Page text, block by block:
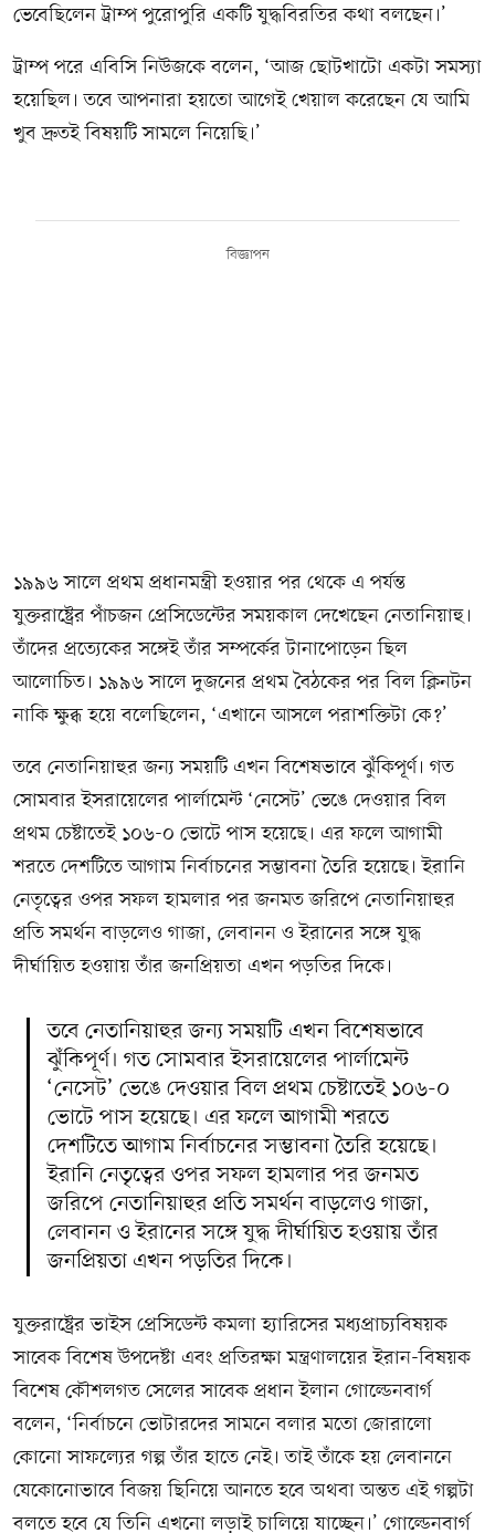
ভেবেছিলেন ট্রাম্প পুরোপুরি একটি যুদ্ধবিরতির কথা বলছেন।’
ট্রাম্প পরে এবিসি নিউজকে বলেন, ‘আজ ছোটখাটো একটা সমস্যা
হয়েছিল। তবে আপনারা হয়তো আগেই খেয়াল করেছেন যে আমি
খুব দ্রুতই বিষয়টি সামলে নিয়েছি।’
বিজ্ঞাপন
১৯৯৬ সালে প্রথম প্রধানমন্ত্রী হওয়ার পর থেকে এ পর্যন্ত
যুক্তরাষ্ট্রের পাঁচজন প্রেসিডেন্টের সময়কাল দেখেছেন নেতানিয়াহু।
তাঁদের প্রত্যেকের সঙ্গেই তাঁর সম্পর্কের টানাপোড়েন ছিল
আলোচিত। ১৯৯৬ সালে দুজনের প্রথম বৈঠকের পর বিল ক্লিনটন
নাকি ক্ষুব্ধ হয়ে বলেছিলেন, ‘এখানে আসলে পরাশক্তিটা কে?’
তবে নেতানিয়াহুর জন্য সময়টি এখন বিশেষভাবে ঝুঁকিপূর্ণ। গত
সোমবার ইসরায়েলের পার্লামেন্ট ‘নেসেট’ ভেঙে দেওয়ার বিল
প্রথম চেষ্টাতেই ১০৬-০ ভোটে পাস হয়েছে। এর ফলে আগামী
শরতে দেশটিতে আগাম নির্বাচনের সম্ভাবনা তৈরি হয়েছে। ইরানি
নেতৃত্বের ওপর সফল হামলার পর জনমত জরিপে নেতানিয়াহুর
প্রতি সমর্থন বাড়লেও গাজা, লেবানন ও ইরানের সঙ্গে যুদ্ধ
দীর্ঘায়িত হওয়ায় তাঁর জনপ্রিয়তা এখন পড়তির দিকে।
তবে নেতানিয়াহুর জন্য সময়টি এখন বিশেষভাবে
ঝুঁকিপূর্ণ। গত সোমবার ইসরায়েলের পার্লামেন্ট
‘নেসেট’ ভেঙে দেওয়ার বিল প্রথম চেষ্টাতেই ১০৬-০
ভোটে পাস হয়েছে। এর ফলে আগামী শরতে
দেশটিতে আগাম নির্বাচনের সম্ভাবনা তৈরি হয়েছে।
ইরানি নেতৃত্বের ওপর সফল হামলার পর জনমত
জরিপে নেতানিয়াহুর প্রতি সমর্থন বাড়লেও গাজা,
লেবানন ও ইরানের সঙ্গে যুদ্ধ দীর্ঘায়িত হওয়ায় তাঁর
জনপ্রিয়তা এখন পড়তির দিকে।
যুক্তরাষ্ট্রের ভাইস প্রেসিডেন্ট কমলা হ্যারিসের মধ্যপ্রাচ্যবিষয়ক
সাবেক বিশেষ উপদেষ্টা এবং প্রতিরক্ষা মন্ত্রণালয়ের ইরান-বিষয়ক
বিশেষ কৌশলগত সেলের সাবেক প্রধান ইলান গোল্ডেনবার্গ
বলেন, ‘নির্বাচনে ভোটারদের সামনে বলার মতো জোরালো
কোনো সাফল্যের গল্প তাঁর হাতে নেই। তাই তাঁকে হয় লেবাননে
যেকোনোভাবে বিজয় ছিনিয়ে আনতে হবে অথবা অন্তত এই গল্পটা
বলতে হবে যে তিনি এখনো লড়াই চালিয়ে যাচ্ছেন।’ গোল্ডেনবার্গ